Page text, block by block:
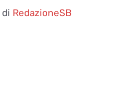
di RedazioneSB